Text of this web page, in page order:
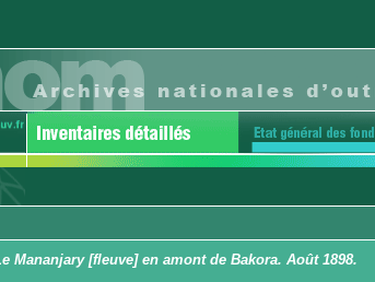
Mananjary [fleuve] en amont de Bakora. Août 1898.